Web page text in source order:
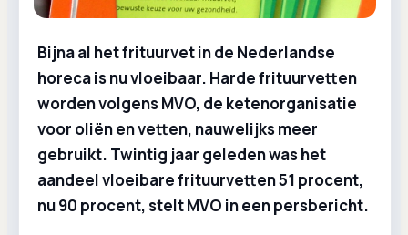
Bijna al het frituurvet in de Nederlandse
horeca is nu vloeibaar. Harde frituurvetten
worden volgens MVO, de ketenorganisatie
voor oliën en vetten, nauwelijks meer
gebruikt. Twintig jaar geleden was het
aandeel vloeibare frituurvetten 51 procent,
nu 90 procent, stelt MVO in een persbericht.